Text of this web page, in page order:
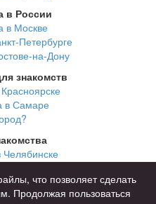
в России
в Москве
Петербурге
на-Дону
знакомств
в Самаре
Челябинске
Новгороде
что позволяет сделать
Продолжая пользоваться